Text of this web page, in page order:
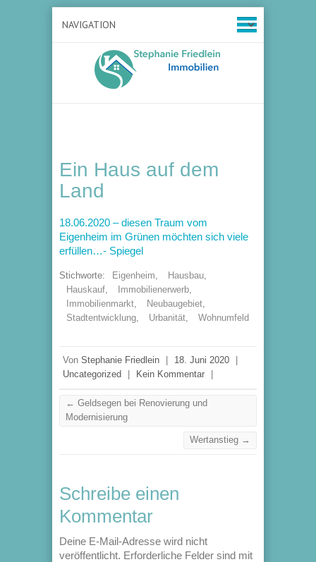
Ein Haus auf dem
Land
18.06.2020 – diesen Traum vom
Eigenheim im Grünen möchten sich viele
erfüllen…- Spiegel
Stichworte: Eigenheim, Hausbau,
Hauskauf, Immobilienerwerb,
Immobilienmarkt, Neubaugebiet,
Stadtentwicklung, Urbanität, Wohnumfeld
Von Stephanie Friedlein 18. Juni 2020
Uncategorized
Kein Kommentar
← Geldsegen bei Renovierung und
Modernisierung
Wertanstieg →
Schreibe einen
Kommentar
Deine E-Mail-Adresse wird nicht
veröffentlicht. Erforderliche Felder sind mit